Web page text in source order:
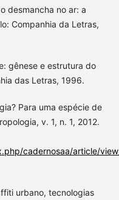
desmancha no ar: a
Companhia da Letras,
gênese e estrutura do
das Letras, 1996.
Para uma espécie de
v. 1, n. 1, 2012.
cadernosaa/article/
urbano, tecnologias